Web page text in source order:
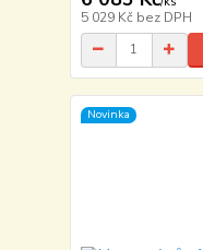
5 029 Kč bez DPH
Novinka